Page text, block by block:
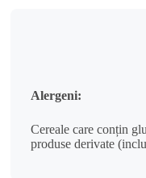
Alergeni:
Cereale care conțin
produse derivate